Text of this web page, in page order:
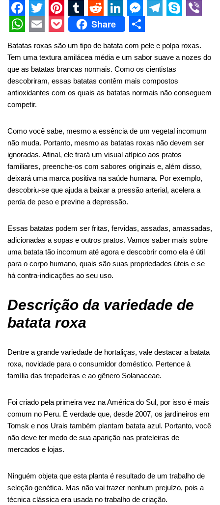
F
a
c
e
b
o
k
T
i
t
t
e
P
n
t
e
s
t
T
m
b
l
R
e
d
d
i
L
n
k
e
n
M
s
s
e
e
r
e
l
e
g
m
k
y
p
e
b
W
h
a
t
s
p
p
E
m
a
i
l
P
o
c
k
Share
S
h
a
r
Batatas roxas são um tipo de batata com pele e polpa roxas.
Tem uma textura amilácea média e um sabor suave a nozes do
que as batatas brancas normais. Como os cientistas
descobriram, essas batatas contêm mais compostos
antioxidantes com os quais as batatas normais não conseguem
competir.
Como você sabe, mesmo a essência de um vegetal incomum
não muda. Portanto, mesmo as batatas roxas não devem ser
ignoradas. Afinal, ele trará um visual atípico aos pratos
familiares, preenche-os com sabores originais e, além disso,
deixará uma marca positiva na saúde humana. Por exemplo,
descobriu-se que ajuda a baixar a pressão arterial, acelera a
perda de peso e previne a depressão.
Essas batatas podem ser fritas, fervidas, assadas, amassadas,
adicionadas a sopas e outros pratos. Vamos saber mais sobre
uma batata tão incomum até agora e descobrir como ela é útil
para o corpo humano, quais são suas propriedades úteis e se
há contra-indicações ao seu uso.
Descrição da variedade de
batata roxa
Dentre a grande variedade de hortaliças, vale destacar a batata
roxa, novidade para o consumidor doméstico. Pertence à
família das trepadeiras e ao gênero Solanaceae.
Foi criado pela primeira vez na América do Sul, por isso é mais
comum no Peru. É verdade que, desde 2007, os jardineiros em
Tomsk e nos Urais também plantam batata azul. Portanto, você
não deve ter medo de sua aparição nas prateleiras de
mercados e lojas.
Ninguém objeta que esta planta é resultado de um trabalho de
seleção genética. Mas não vai trazer nenhum prejuízo, pois a
técnica clássica era usada no trabalho de criação.